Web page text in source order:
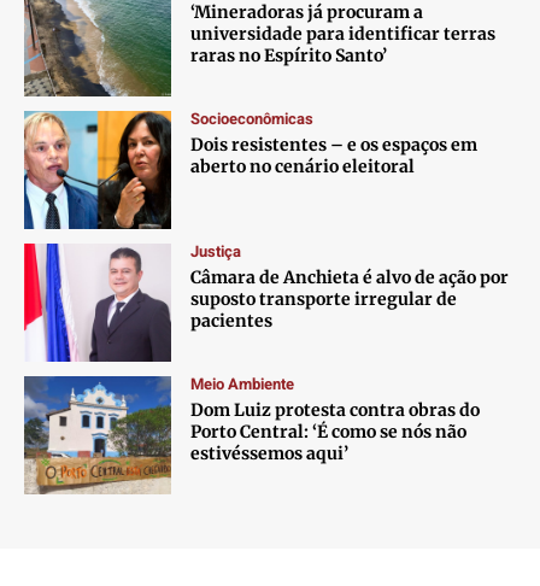
‘Mineradoras já procuram a
universidade para identificar terras
raras no Espírito Santo’
Socioeconômicas
Dois resistentes – e os espaços em
aberto no cenário eleitoral
Justiça
Câmara de Anchieta é alvo de ação por
suposto transporte irregular de
pacientes
Meio Ambiente
Dom Luiz protesta contra obras do
Porto Central: ‘É como se nós não
estivéssemos aqui’